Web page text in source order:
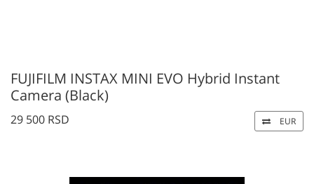
FUJIFILM INSTAX MINI EVO Hybrid Instant
Camera (Black)
29 500 RSD EUR